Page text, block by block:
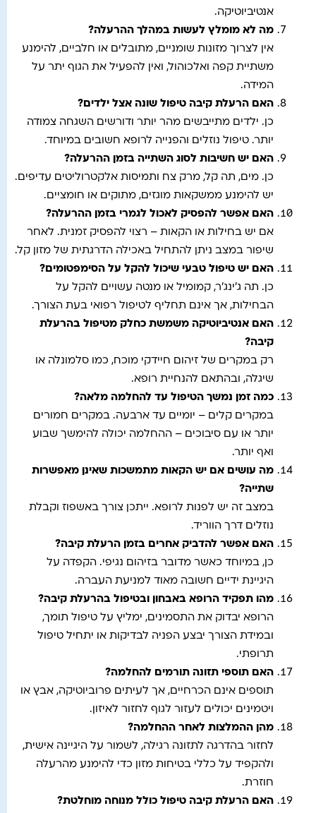
אנטיביוטיקה.
מה לא מומלץ לעשות במהלך ההרעלה?
אין לצרוך מזונות שומניים, מתובלים או חלביים, להימנע
משתיית קפה ואלכוהול, ואין להפעיל את הגוף יתר על
המידה.
האם הרעלת קיבה טיפול שונה אצל ילדים?
כן. ילדים מתייבשים מהר יותר ודורשים השגחה צמודה
יותר. טיפול נוזלים והפנייה לרופא חשובים במיוחד.
האם יש חשיבות לסוג השתייה בזמן ההרעלה?
כן. מים, תה קל, מרק צח ותמיסות אלקטרוליטים עדיפים.
יש להימנע ממשקאות מוגזים, מתוקים או חומציים.
האם אפשר להפסיק לאכול לגמרי בזמן ההרעלה?
אם יש בחילות או הקאות – רצוי להפסיק זמנית. לאחר
שיפור במצב ניתן להתחיל באכילה הדרגתית של מזון קל.
האם יש טיפול טבעי שיכול להקל על הסימפטומים?
כן. תה ג’ינג’ר, קמומיל או מנטה עשויים להקל על
הבחילות, אך אינם תחליף לטיפול רפואי בעת הצורך.
האם אנטיביוטיקה משמשת כחלק מטיפול בהרעלת
קיבה?
רק במקרים של זיהום חיידקי מוכח, כמו סלמונלה או
שיגלה, ובהתאם להנחיית רופא.
כמה זמן נמשך הטיפול עד להחלמה מלאה?
במקרים קלים – יומיים עד ארבעה. במקרים חמורים
יותר או עם סיבוכים – ההחלמה יכולה להימשך שבוע
ואף יותר.
מה עושים אם יש הקאות מתמשכות שאינן מאפשרות
שתייה?
במצב זה יש לפנות לרופא. ייתכן צורך באשפוז וקבלת
נוזלים דרך הווריד.
האם אפשר להדביק אחרים בזמן הרעלת קיבה?
כן, במיוחד כאשר מדובר בזיהום נגיפי. הקפדה על
היגיינת ידיים חשובה מאוד למניעת העברה.
מהו תפקיד הרופא באבחון ובטיפול בהרעלת קיבה?
הרופא יבדוק את התסמינים, ימליץ על טיפול תומך,
ובמידת הצורך יבצע הפניה לבדיקות או יתחיל טיפול
תרופתי.
האם תוספי תזונה תורמים להחלמה?
תוספים אינם הכרחיים, אך לעיתים פרוביוטיקה, אבץ או
ויטמינים יכולים לעזור לגוף לחזור לאיזון.
מהן ההמלצות לאחר ההחלמה?
לחזור בהדרגה לתזונה רגילה, לשמור על היגיינה אישית,
ולהקפיד על כללי בטיחות מזון כדי להימנע מהרעלה
חוזרת.
האם הרעלת קיבה טיפול כולל מנוחה מוחלטת?